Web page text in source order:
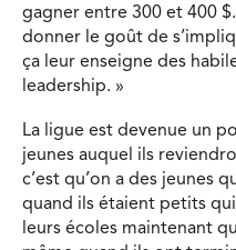
gagner entre 300 et 400
donner le goût de
ça leur enseigne des
leadership. »
La ligue est devenue un
jeunes auquel ils
c’est qu’on a des jeunes
quand ils étaient petits
leurs écoles maintenant